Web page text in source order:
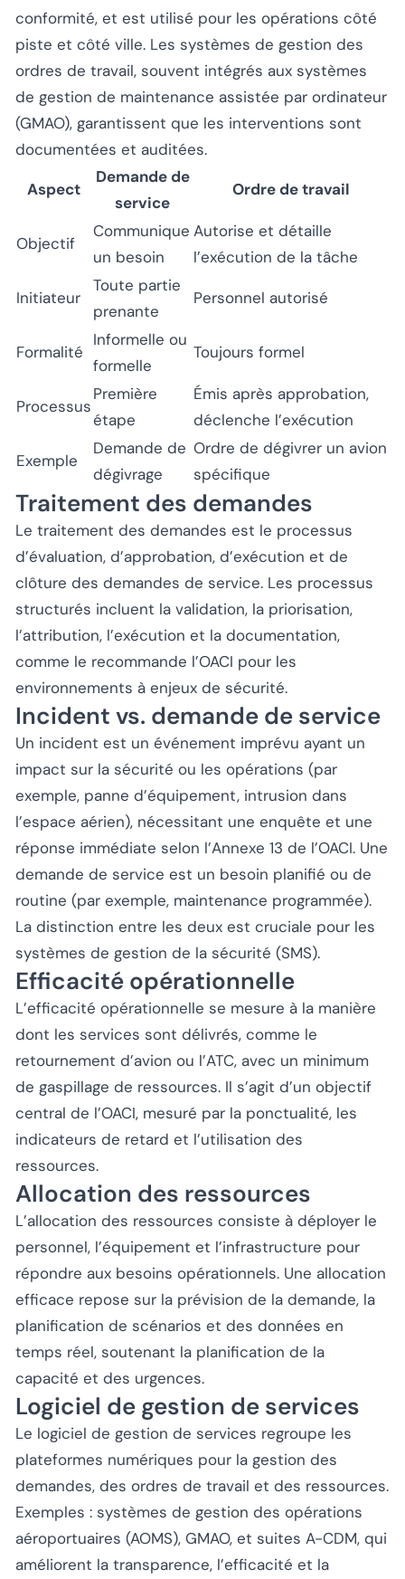
conformité, et est utilisé pour les opérations côté
piste et côté ville. Les systèmes de gestion des
ordres de travail, souvent intégrés aux systèmes
de gestion de maintenance assistée par ordinateur
(GMAO), garantissent que les interventions sont
documentées et auditées.
Aspect
Demande de
service
Ordre de travail
Objectif
Communique
un besoin
Autorise et détaille
l’exécution de la tâche
Initiateur
Toute partie
prenante
Personnel autorisé
Formalité
Informelle ou
formelle
Toujours formel
Processus
Première
étape
Émis après approbation,
déclenche l’exécution
Exemple
Demande de
dégivrage
Ordre de dégivrer un avion
spécifique
Traitement des demandes
Le traitement des demandes est le processus
d’évaluation, d’approbation, d’exécution et de
clôture des demandes de service. Les processus
structurés incluent la validation, la priorisation,
l’attribution, l’exécution et la documentation,
comme le recommande l’OACI pour les
environnements à enjeux de sécurité.
Incident vs. demande de service
Un incident est un événement imprévu ayant un
impact sur la sécurité ou les opérations (par
exemple, panne d’équipement, intrusion dans
l’espace aérien), nécessitant une enquête et une
réponse immédiate selon l’Annexe 13 de l’OACI. Une
demande de service est un besoin planifié ou de
routine (par exemple, maintenance programmée).
La distinction entre les deux est cruciale pour les
systèmes de gestion de la sécurité (SMS).
Efficacité opérationnelle
L’efficacité opérationnelle se mesure à la manière
dont les services sont délivrés, comme le
retournement d’avion ou l’ATC, avec un minimum
de gaspillage de ressources. Il s’agit d’un objectif
central de l’OACI, mesuré par la ponctualité, les
indicateurs de retard et l’utilisation des
ressources.
Allocation des ressources
L’allocation des ressources consiste à déployer le
personnel, l’équipement et l’infrastructure pour
répondre aux besoins opérationnels. Une allocation
efficace repose sur la prévision de la demande, la
planification de scénarios et des données en
temps réel, soutenant la planification de la
capacité et des urgences.
Logiciel de gestion de services
Le logiciel de gestion de services regroupe les
plateformes numériques pour la gestion des
demandes, des ordres de travail et des ressources.
Exemples : systèmes de gestion des opérations
aéroportuaires (AOMS), GMAO, et suites A-CDM, qui
améliorent la transparence, l’efficacité et la